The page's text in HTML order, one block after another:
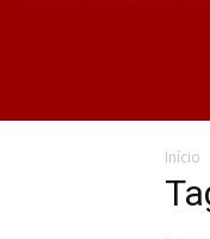
Início